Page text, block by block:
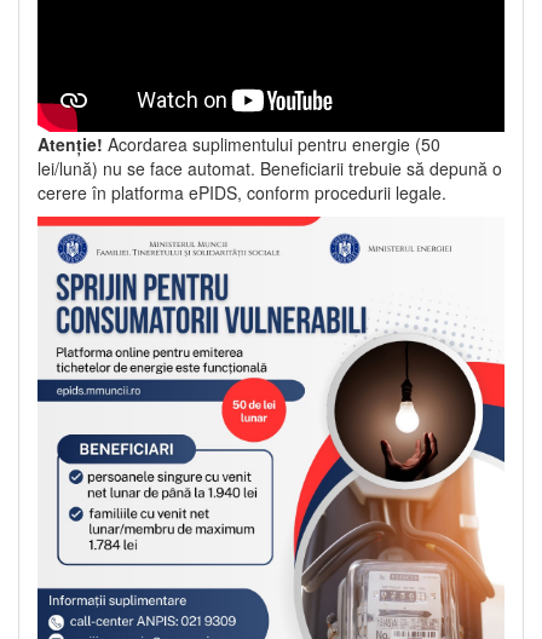
Atenție! Acordarea suplimentului pentru energie (50
lei/lună) nu se face automat. Beneficiarii trebuie să depună o
cerere în platforma ePIDS, conform procedurii legale.